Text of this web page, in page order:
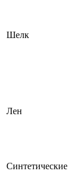
Шелк
Лен
Синтетические